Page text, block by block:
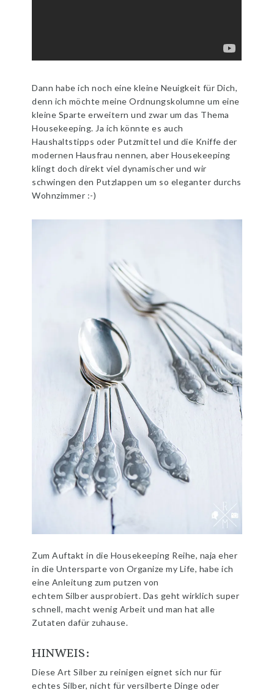
Dann habe ich noch eine kleine Neuigkeit für Dich,
denn ich möchte meine Ordnungskolumne um eine
kleine Sparte erweitern und zwar um das Thema
Housekeeping. Ja ich könnte es auch
Haushaltstipps oder Putzmittel und die Kniffe der
modernen Hausfrau nennen, aber Housekeeping
klingt doch direkt viel dynamischer und wir
schwingen den Putzlappen um so eleganter durchs
Wohnzimmer :-)
Zum Auftakt in die Housekeeping Reihe, naja eher
in die Untersparte von Organize my Life, habe ich
eine Anleitung zum putzen von
echtem Silber ausprobiert. Das geht wirklich super
schnell, macht wenig Arbeit und man hat alle
Zutaten dafür zuhause.
HINWEIS:
Diese Art Silber zu reinigen eignet sich nur für
echtes Silber, nicht für versilberte Dinge oder